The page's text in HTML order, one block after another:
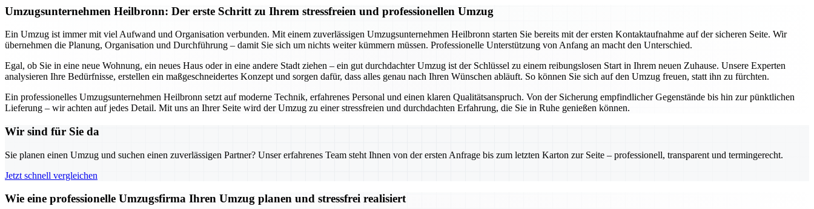
Umzugsunternehmen Heilbronn: Der erste Schritt zu Ihrem stressfreien und professionellen Umzug
Ein Umzug ist immer mit viel Aufwand und Organisation verbunden. Mit einem zuverlässigen Umzugsunternehmen Heilbronn starten Sie bereits mit der ersten Kontaktaufnahme auf der sicheren Seite. Wir
übernehmen die Planung, Organisation und Durchführung – damit Sie sich um nichts weiter kümmern müssen. Professionelle Unterstützung von Anfang an macht den Unterschied.
Egal, ob Sie in eine neue Wohnung, ein neues Haus oder in eine andere Stadt ziehen – ein gut durchdachter Umzug ist der Schlüssel zu einem reibungslosen Start in Ihrem neuen Zuhause. Unsere Experten
analysieren Ihre Bedürfnisse, erstellen ein maßgeschneidertes Konzept und sorgen dafür, dass alles genau nach Ihren Wünschen abläuft. So können Sie sich auf den Umzug freuen, statt ihn zu fürchten.
Ein professionelles Umzugsunternehmen Heilbronn setzt auf moderne Technik, erfahrenes Personal und einen klaren Qualitätsanspruch. Von der Sicherung empfindlicher Gegenstände bis hin zur pünktlichen
Lieferung – wir achten auf jedes Detail. Mit uns an Ihrer Seite wird der Umzug zu einer stressfreien und durchdachten Erfahrung, die Sie in Ruhe genießen können.
Wir sind für Sie da
Sie planen einen Umzug und suchen einen zuverlässigen Partner? Unser erfahrenes Team steht Ihnen von der ersten Anfrage bis zum letzten Karton zur Seite – professionell, transparent und termingerecht.
Jetzt schnell vergleichen
Wie eine professionelle Umzugsfirma Ihren Umzug planen und stressfrei realisiert